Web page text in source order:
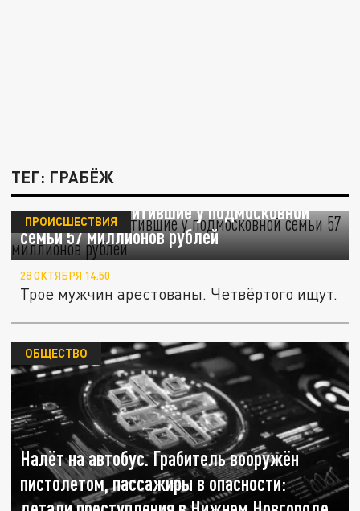
ТЕГ: ГРАБЁЖ
Задержаны похитившие у подмосковной
семьи 57 миллионов рублей
ПРОИСШЕСТВИЯ
28 ОКТЯБРЯ 14:50
Трое мужчин арестованы. Четвёртого ищут.
Налёт на автобус. Грабитель вооружён
пистолетом, пассажиры в опасности:
ОБЩЕСТВО